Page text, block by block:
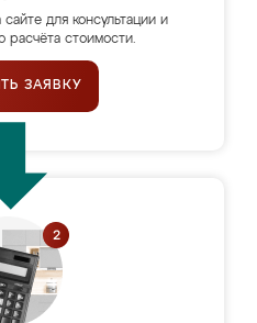
сайте для консультации и
расчёта стоимости.
ЗАЯВКУ